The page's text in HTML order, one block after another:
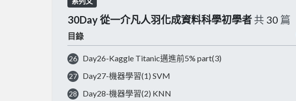
30Day 從一介凡人羽化成資料科學初學者 共 30 篇
目錄
26 Day26-Kaggle Titanic邁進前5% part(3)
27 Day27-機器學習(1) SVM
28 Day28-機器學習(2) KNN